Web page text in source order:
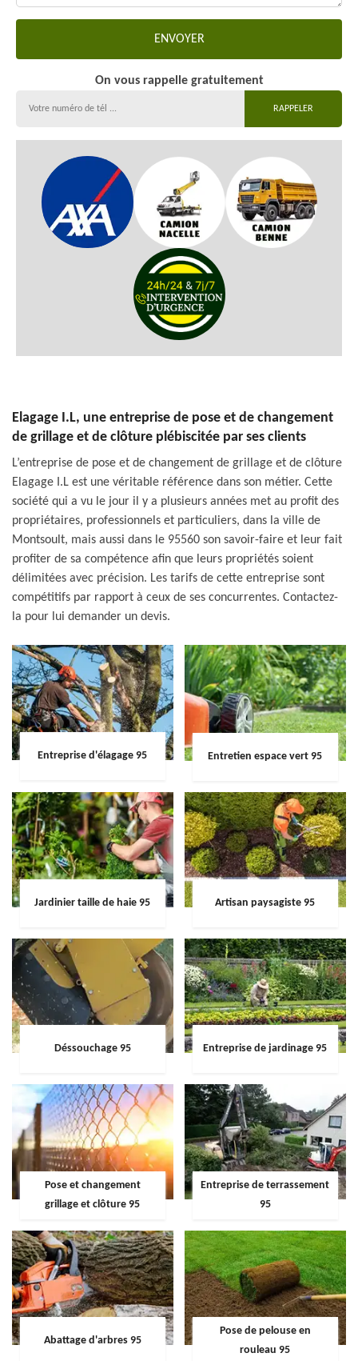
On vous rappelle gratuitement
Elagage I.L, une entreprise de pose et de changement
de grillage et de clôture plébiscitée par ses clients
L’entreprise de pose et de changement de grillage et de clôture
Elagage I.L est une véritable référence dans son métier. Cette
société qui a vu le jour il y a plusieurs années met au profit des
propriétaires, professionnels et particuliers, dans la ville de
Montsoult, mais aussi dans le 95560 son savoir-faire et leur fait
profiter de sa compétence afin que leurs propriétés soient
délimitées avec précision. Les tarifs de cette entreprise sont
compétitifs par rapport à ceux de ses concurrentes. Contactez-
la pour lui demander un devis.
Entreprise d'élagage 95 Entretien espace vert 95
Jardinier taille de haie 95 Artisan paysagiste 95
Déssouchage 95 Entreprise de jardinage 95
Pose et changement
grillage et clôture 95
Entreprise de terrassement
95
Abattage d'arbres 95
Pose de pelouse en
rouleau 95